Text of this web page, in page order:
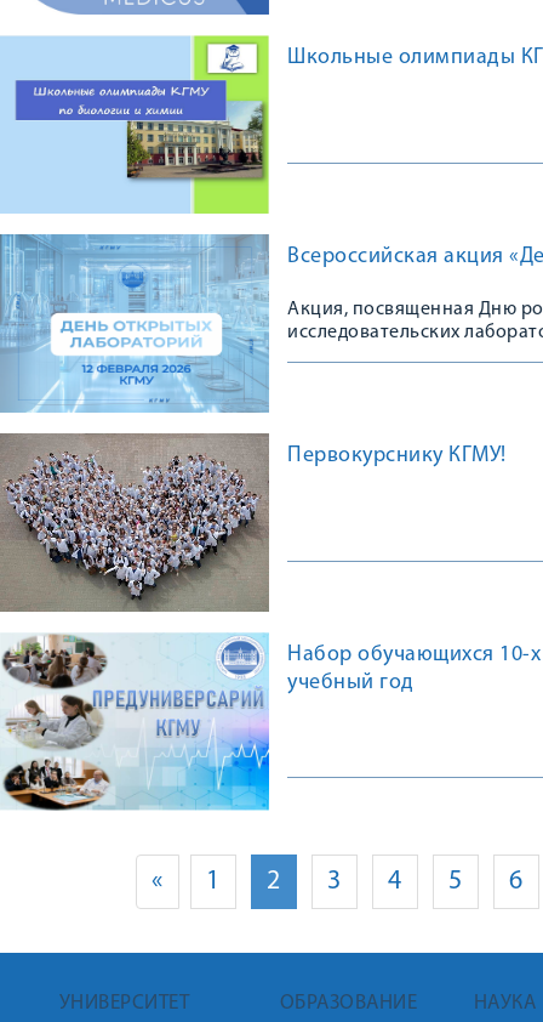
Школьные олимпиады
Всероссийская акция
Акция, посвященная Дню
исследовательских
Первокурснику КГМУ!
Набор обучающихся 10-
учебный год
« 1 2 3 4 5 6
УНИВЕРСИТЕТ ОБРАЗОВАНИЕ НАУКА